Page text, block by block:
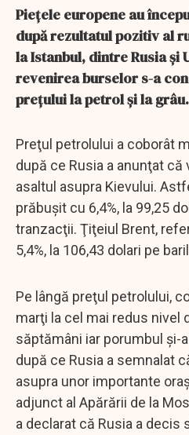
Pieţele europene au
după rezultatul pozitiv al
la Istanbul, dintre Rusia şi
revenirea burselor s-a
preţului la petrol şi la grâu.
Preţul petrolului a coborât
după ce Rusia a anunţat
asaltul asupra Kievului.
prăbuşit cu 6,4%, la 99,25
tranzacţii. Ţiţeiul Brent,
5,4%, la 106,43 dolari pe
Pe lângă preţul petrolului,
marţi la cel mai redus nivel
săptămâni iar porumbul şi-
după ce Rusia a semnalat
asupra unor importante
adjunct al Apărării de la
a declarat că Rusia a